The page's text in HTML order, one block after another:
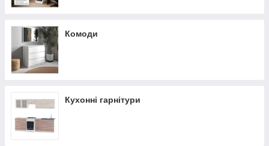
Комоди
Кухонні гарнітури